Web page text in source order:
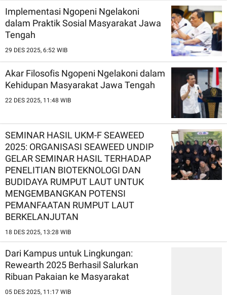
Implementasi Ngopeni Ngelakoni
dalam Praktik Sosial Masyarakat Jawa
Tengah
29 DES 2025, 6:52 WIB
Akar Filosofis Ngopeni Ngelakoni dalam
Kehidupan Masyarakat Jawa Tengah
22 DES 2025, 11:48 WIB
SEMINAR HASIL UKM-F SEAWEED
2025: ORGANISASI SEAWEED UNDIP
GELAR SEMINAR HASIL TERHADAP
PENELITIAN BIOTEKNOLOGI DAN
BUDIDAYA RUMPUT LAUT UNTUK
MENGEMBANGKAN POTENSI
PEMANFAATAN RUMPUT LAUT
BERKELANJUTAN
18 DES 2025, 13:28 WIB
Dari Kampus untuk Lingkungan:
Rewearth 2025 Berhasil Salurkan
Ribuan Pakaian ke Masyarakat
05 DES 2025, 11:17 WIB